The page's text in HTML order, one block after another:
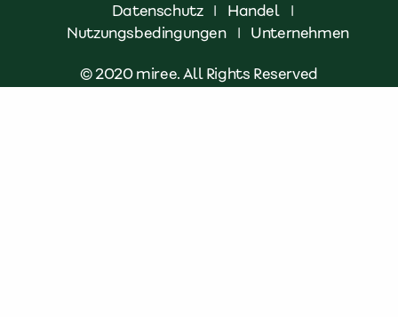
Datenschutz | Handel
|
Nutzungsbedingungen
| Unternehmen
© 2020 miree. All Rights Reserved